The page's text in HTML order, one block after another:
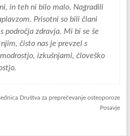
in teh ni bilo malo. Nagradili
Prisotni so bili člani
področja zdravja. Mi bi se še
čisto nas je prevzel s
izkušnjami, človeško
Društva za preprečevanje osteoporoze
Posavje